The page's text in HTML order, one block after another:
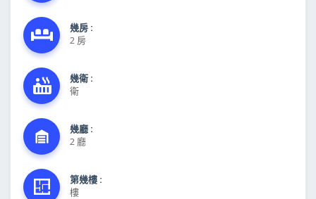
幾房 :
2 房
幾衛 :
衛
幾廳 :
2 廳
第幾樓 :
樓